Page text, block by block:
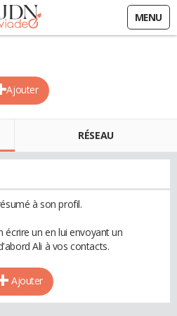
MENU
Ajouter
RÉSEAU
à son profil.
écrire un en lui envoyant un
Ali à vos contacts.
Ajouter